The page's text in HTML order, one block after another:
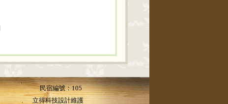
民宿編號：105
立得科技設計維護